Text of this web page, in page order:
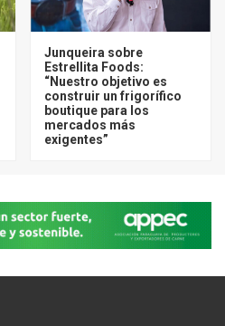
Junqueira sobre
Estrellita Foods:
“Nuestro objetivo es
construir un frigorífico
boutique para los
mercados más
exigentes”